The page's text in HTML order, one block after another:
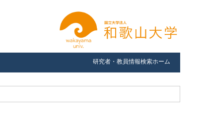
研究者・教員情報検索ホーム